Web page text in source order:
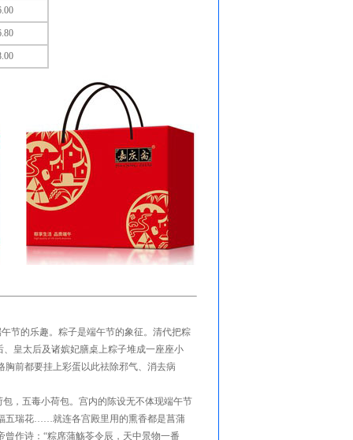
节的乐趣。粽子是端午节的象征。清代把粽
皇太后及诸嫔妃膳桌上粽子堆成一座座小
前都要挂上彩蛋以此祛除邪气、消去病
，五毒小荷包。宫内的陈设无不体现端午节
五瑞花……就连各宫殿里用的熏香都是菖蒲
作诗：“粽席蒲觞苓令辰，天中景物一番